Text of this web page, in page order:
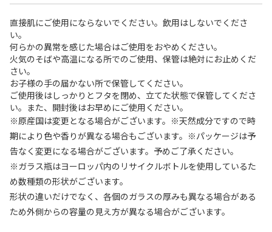
直接肌にご使用にならないでください。飲用はしないでくださ
い。
何らかの異常を感じた場合はご使用をおやめください。
火気のそばや高温になる所でのご使用、保管は絶対にお止めくだ
さい。
お子様の手の届かない所で保管してください。
ご使用後はしっかりとフタを閉め、立てた状態で保管してくださ
い。また、開封後はお早めにご使用ください。
※原産国は変更となる場合がございます。※天然成分ですので時
期により色や香りが異なる場合もございます。※パッケージは予
告なく変更になる場合がございます。予めご了承ください。
※ガラス瓶はヨーロッパ内のリサイクルボトルを使用しているた
め数種類の形状がございます。
形状の違いだけでなく、各個のガラスの厚みも異なる場合がある
ため外側からの容量の見え方が異なる場合がございます。